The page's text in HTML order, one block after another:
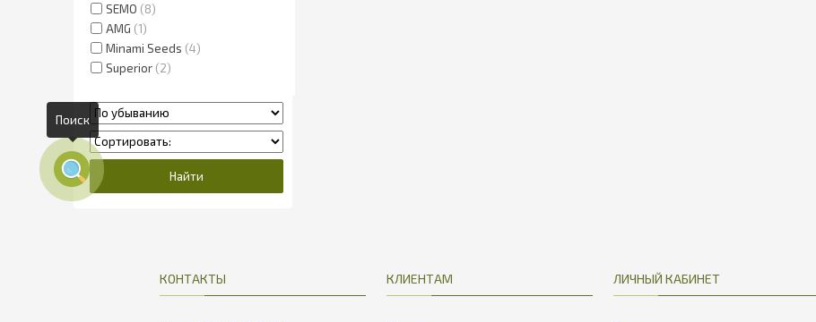
SEMO
8
AMG 1
Minami Seeds 4
Superior 2
КОНТАКТЫ КЛИЕНТАМ ЛИЧНЫЙ КАБИНЕТ
Поиск